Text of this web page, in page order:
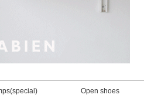
Open shoes